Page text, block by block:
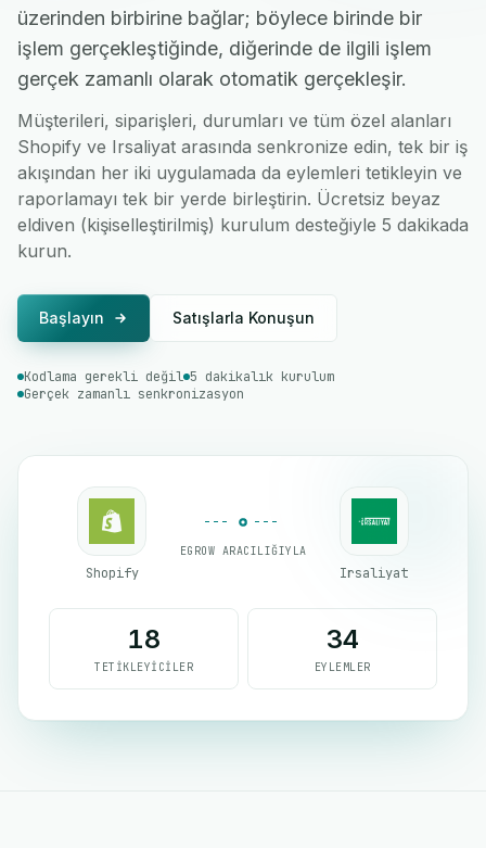
üzerinden birbirine bağlar; böylece birinde bir
işlem gerçekleştiğinde, diğerinde de ilgili işlem
gerçek zamanlı olarak otomatik gerçekleşir.
Müşterileri, siparişleri, durumları ve tüm özel alanları
Shopify ve Irsaliyat arasında senkronize edin, tek bir iş
akışından her iki uygulamada da eylemleri tetikleyin ve
raporlamayı tek bir yerde birleştirin. Ücretsiz beyaz
eldiven (kişiselleştirilmiş) kurulum desteğiyle 5 dakikada
kurun.
Başlayın Satışlarla Konuşun
Kodlama gerekli değil 5 dakikalık kurulum
Gerçek zamanlı senkronizasyon
Shopify
EGROW ARACILIĞIYLA
Irsaliyat
18
TETIKLEYICILER
34
EYLEMLER